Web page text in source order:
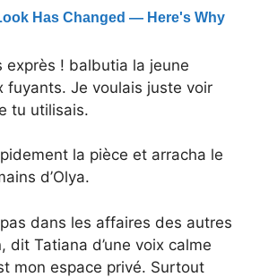
exprès ! balbutia la jeune
fuyants. Je voulais juste voir
tu utilisais.
la pièce et arracha le
d’Olya.
dans les affaires des autres
dit Tatiana d’une voix calme
mon espace privé. Surtout